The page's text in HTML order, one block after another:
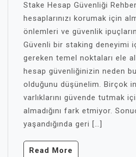
Stake Hesap Güvenliği
hesaplarınızı korumak için
önlemleri ve güvenlik
Güvenli bir staking deneyimi
gereken temel noktaları ele
hesap güvenliğinizin neden
olduğunu düşünelim. Birçok
varlıklarını güvende tutmak
almadığını fark etmiyor.
yaşandığında geri […]
Read More